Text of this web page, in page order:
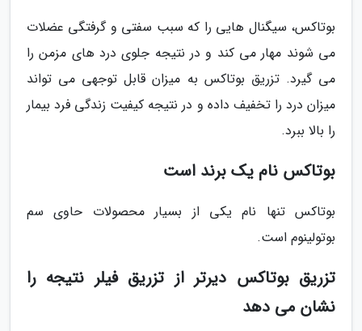
بوتاکس، سیگنال هایی را که سبب سفتی و گرفتگی عضلات
می شوند مهار می کند و در نتیجه جلوی درد های مزمن را
می گیرد. تزریق بوتاکس به میزان قابل توجهی می تواند
میزان درد را تخفیف داده و در نتیجه کیفیت زندگی فرد بیمار
را بالا ببرد.
بوتاکس نام یک برند است
بوتاکس تنها نام یکی از بسیار محصولات حاوی سم
بوتولینوم است.
تزریق بوتاکس دیرتر از تزریق فیلر نتیجه را
نشان می دهد